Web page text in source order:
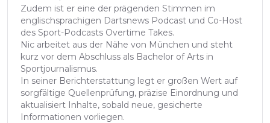
Zudem ist er eine der prägenden Stimmen im
englischsprachigen Dartsnews Podcast und Co-Host
des Sport-Podcasts Overtime Takes.
Nic arbeitet aus der Nähe von München und steht
kurz vor dem Abschluss als Bachelor of Arts in
Sportjournalismus.
In seiner Berichterstattung legt er großen Wert auf
sorgfältige Quellenprüfung, präzise Einordnung und
aktualisiert Inhalte, sobald neue, gesicherte
Informationen vorliegen.